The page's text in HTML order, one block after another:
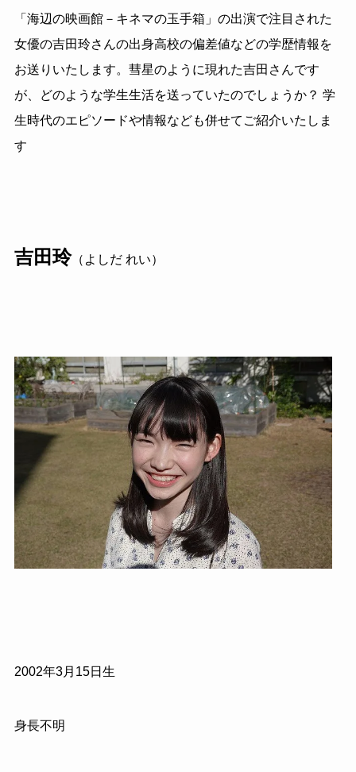
「海辺の映画館－キネマの玉手箱」の出演で注目された
女優の吉田玲さんの出身高校の偏差値などの学歴情報を
お送りいたします。彗星のように現れた吉田さんです
が、どのような学生生活を送っていたのでしょうか？ 学
生時代のエピソードや情報なども併せてご紹介いたしま
す
吉田玲（よしだ れい）
2002年3月15日生
身長不明